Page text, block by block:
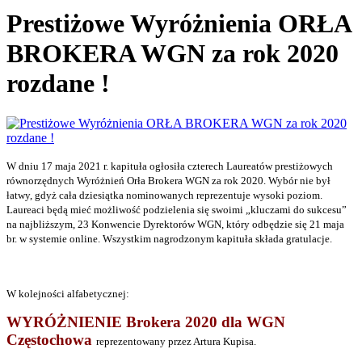
Prestiżowe Wyróżnienia ORŁA
BROKERA WGN za rok 2020
rozdane !
W dniu 17 maja 2021 r. kapituła ogłosiła czterech Laureatów prestiżowych
równorzędnych Wyróżnień Orła Brokera WGN za rok 2020. Wybór nie był
łatwy, gdyż cała dziesiątka nominowanych reprezentuje wysoki poziom.
Laureaci będą mieć możliwość podzielenia się swoimi „kluczami do sukcesu”
na najbliższym, 23 Konwencie Dyrektorów WGN, który odbędzie się 21 maja
br. w systemie online. Wszystkim nagrodzonym kapituła składa gratulacje.
W kolejności alfabetycznej:
WYRÓŻNIENIE Brokera 2020 dla WGN
Częstochowa reprezentowany przez Artura Kupisa.